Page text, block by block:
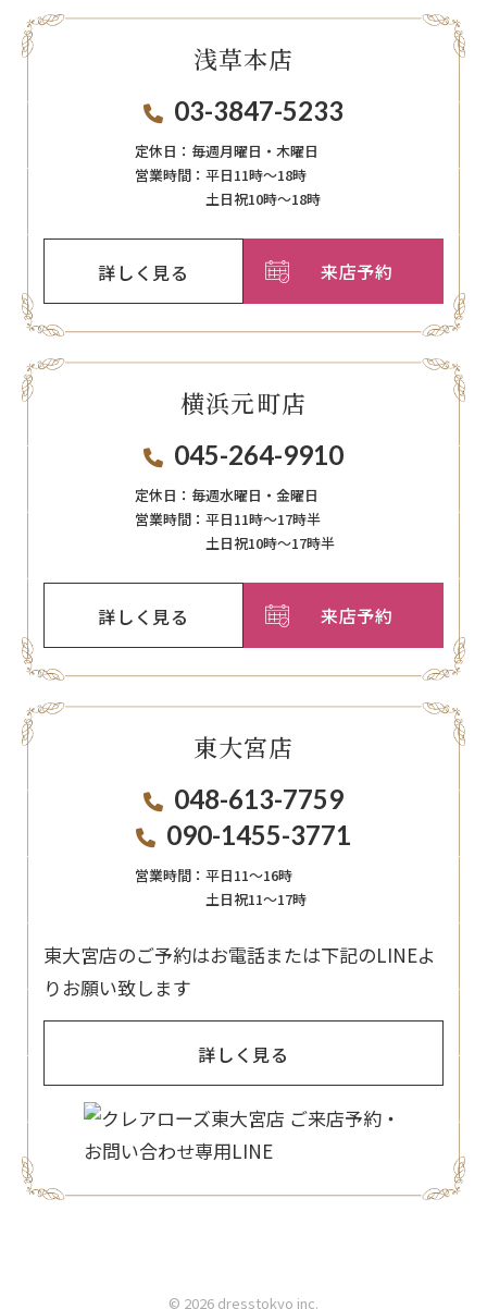
浅草本店
03-3847-5233
定休日： 毎週月曜日・木曜日
営業時間： 平日11時～18時
土日祝10時～18時
詳しく見る 来店予約
横浜元町店
045-264-9910
定休日： 毎週⽔曜⽇‧⾦曜⽇
営業時間： 平日11時～17時半
土日祝10時～17時半
詳しく見る 来店予約
東大宮店
048-613-7759
090-1455-3771
営業時間： 平日11〜16時
土日祝11〜17時
東大宮店のご予約はお電話または下記のLINEよ
りお願い致します
詳しく見る
© 2026 dresstokyo inc.